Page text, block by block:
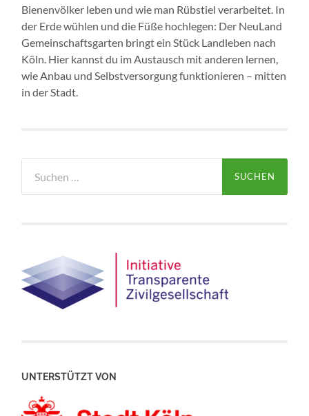
Bienenvölker leben und wie man Rübstiel verarbeitet. In
der Erde wühlen und die Füße hochlegen: Der NeuLand
Gemeinschaftsgarten bringt ein Stück Landleben nach
Köln. Hier kannst du im Austausch mit anderen lernen,
wie Anbau und Selbstversorgung funktionieren – mitten
in der Stadt.
nach:
UNTERSTÜTZT VON